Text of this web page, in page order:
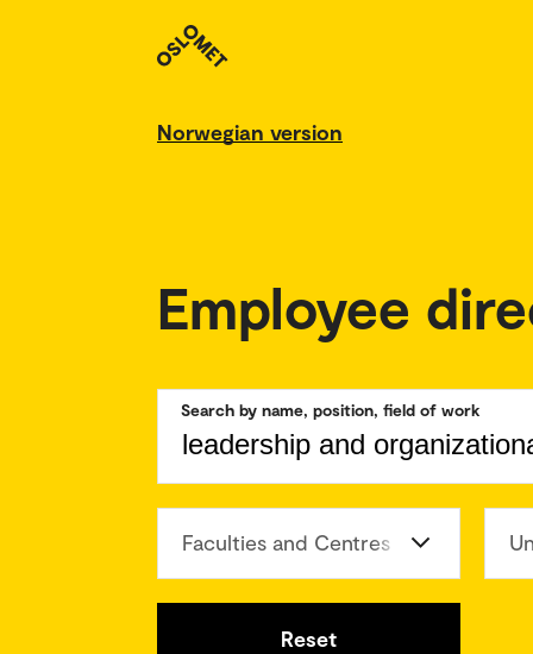
Norwegian version
Employee
Search by name, position, field of work
Faculties and Centres
Reset